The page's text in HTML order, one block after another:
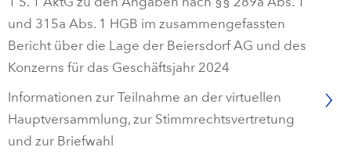
NIVEA Ball
1 S. 1 AktG zu den Angaben nach §§ 289a Abs. 1
und 315a Abs. 1 HGB im zusammengefassten
Bericht über die Lage der Beiersdorf AG und des
Konzerns für das Geschäftsjahr 2024
Informationen zur Teilnahme an der virtuellen
Hauptversammlung, zur Stimmrechtsvertretung
und zur Briefwahl